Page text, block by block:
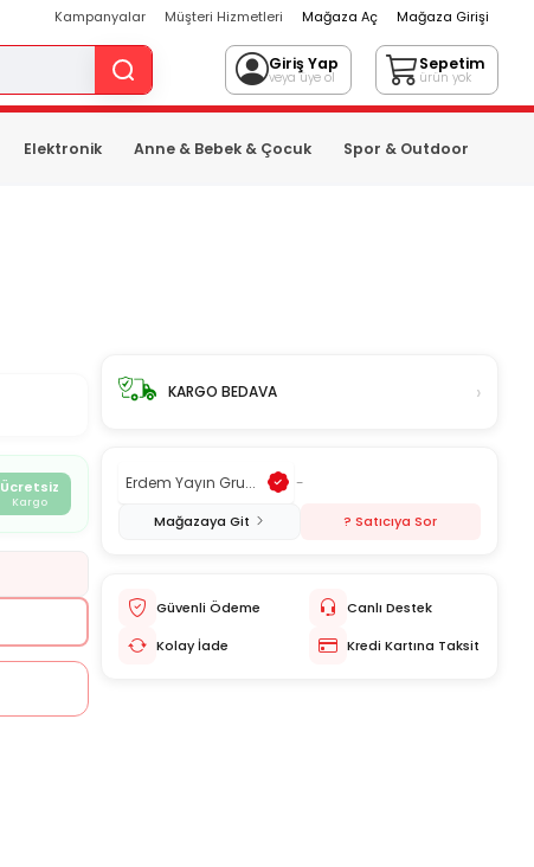
Kampanyalar Müşteri Hizmetleri Mağaza Aç Mağaza Girişi
Giriş Yap
veya üye ol
Sepetim
ürün yok
Elektronik Anne & Bebek & Çocuk Spor & Outdoor
Ücretsiz
Kargo
KARGO BEDAVA ›
Erdem Yayın Gru... -
Mağazaya Git ? Satıcıya Sor
Güvenli Ödeme
Canlı Destek
Kolay İade
Kredi Kartına Taksit